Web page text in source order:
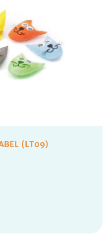
(LT09)